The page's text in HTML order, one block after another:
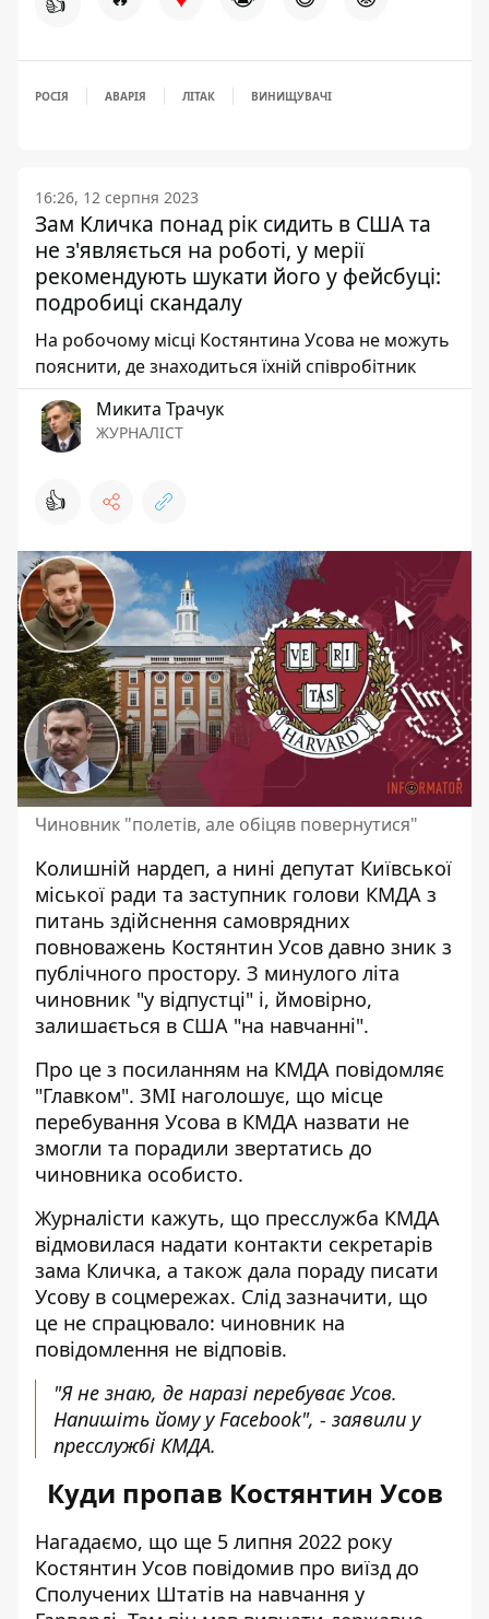
РОСІЯ АВАРІЯ ЛІТАК ВИНИЩУВАЧІ
16:26, 12 серпня 2023
Зам Кличка понад рік сидить в США та
не з'являється на роботі, у мерії
рекомендують шукати його у фейсбуці:
подробиці скандалу
На робочому місці Костянтина Усова не можуть
пояснити, де знаходиться їхній співробітник
Микита Трачук
ЖУРНАЛІСТ
👍
Чиновник "полетів, але обіцяв повернутися"
Колишній нардеп, а нині депутат Київської
міської ради та заступник голови КМДА з
питань здійснення самоврядних
повноважень Костянтин Усов давно зник з
публічного простору. З минулого літа
чиновник "у відпустці" і, ймовірно,
залишається в США "на навчанні".
Про це з посиланням на КМДА повідомляє
"Главком". ЗМІ наголошує, що місце
перебування Усова в КМДА назвати не
змогли та порадили звертатись до
чиновника особисто.
Журналісти кажуть, що пресслужба КМДА
відмовилася надати контакти секретарів
зама Кличка, а також дала пораду писати
Усову в соцмережах. Слід зазначити, що
це не спрацювало: чиновник на
повідомлення не відповів.
"Я не знаю, де наразі перебуває Усов.
Напишіть йому у Facebook", - заявили у
пресслужбі КМДА.
Куди пропав Костянтин Усов
Нагадаємо, що ще 5 липня 2022 року
Костянтин Усов повідомив про виїзд до
Сполучених Штатів на навчання у